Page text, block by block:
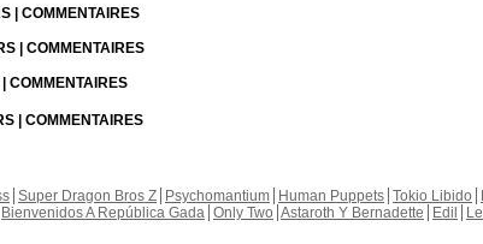
| COMMENTAIRES
| COMMENTAIRES
COMMENTAIRES
| COMMENTAIRES
Super Dragon Bros Z Psychomantium Human Puppets Tokio Libido
Bienvenidos A República Gada Only Two Astaroth Y Bernadette Edil